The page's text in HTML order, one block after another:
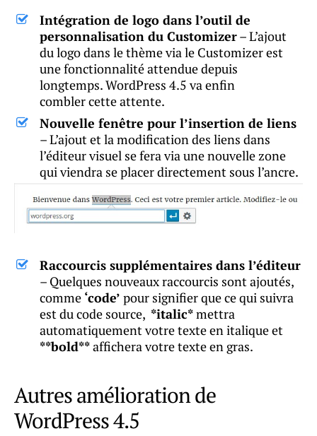
Intégration de logo dans l’outil de
personnalisation du Customizer– L’ajout
du logo dans le thème via le Customizer est
une fonctionnalité attendue depuis
longtemps. WordPress 4.5 va enfin
combler cette attente.
Nouvelle fenêtre pour l’insertion de liens
– L’ajout et la modification des liens dans
l’éditeur visuel se fera via une nouvelle zone
qui viendra se placer directement sous l’ancre.
Raccourcis supplémentaires dans l’éditeur
– Quelques nouveaux raccourcis sont ajoutés,
comme ‘code’ pour signifier que ce qui suivra
est du code source, *italic*mettra
automatiquement votre texte en italique et
**bold**affichera votre texte en gras.
Autres amélioration de
WordPress 4.5